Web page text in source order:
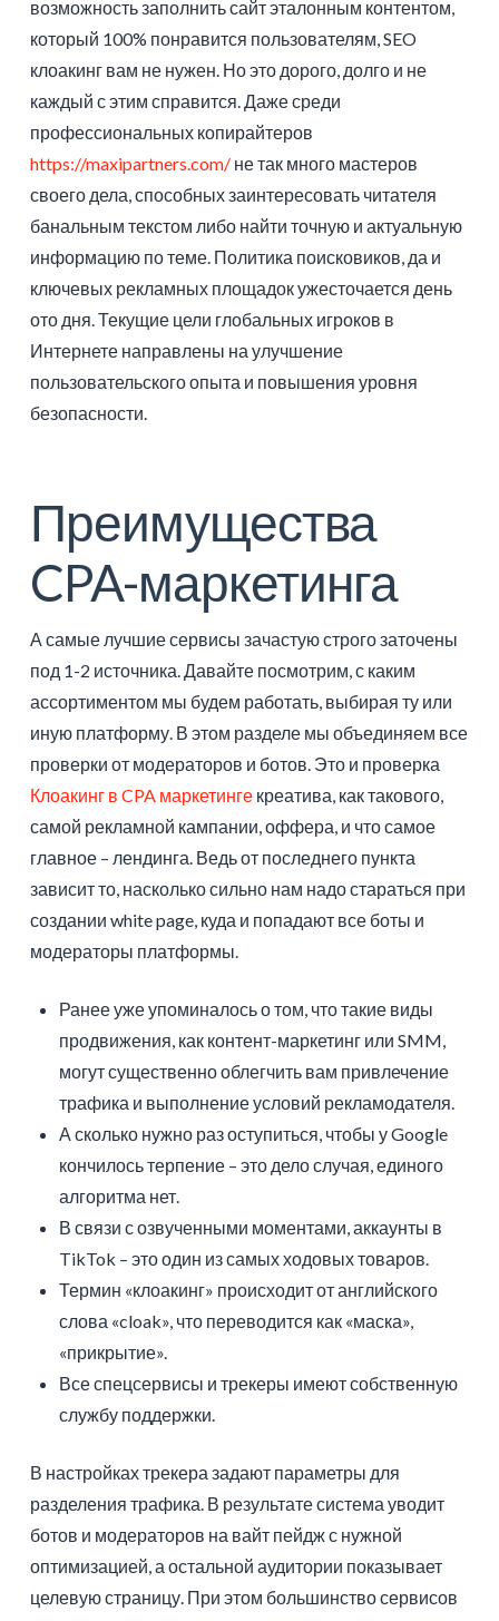
возможность заполнить сайт эталонным контентом,
который 100% понравится пользователям, SEO
клоакинг вам не нужен. Но это дорого, долго и не
каждый с этим справится. Даже среди
профессиональных копирайтеров
https://maxipartners.com/не так много мастеров
своего дела, способных заинтересовать читателя
банальным текстом либо найти точную и актуальную
информацию по теме. Политика поисковиков, да и
ключевых рекламных площадок ужесточается день
ото дня. Текущие цели глобальных игроков в
Интернете направлены на улучшение
пользовательского опыта и повышения уровня
безопасности.
Преимущества
CPA-маркетинга
А самые лучшие сервисы зачастую строго заточены
под 1-2 источника. Давайте посмотрим, с каким
ассортиментом мы будем работать, выбирая ту или
иную платформу. В этом разделе мы объединяем все
проверки от модераторов и ботов. Это и проверка
Клоакинг в CPA маркетингекреатива, как такового,
самой рекламной кампании, оффера, и что самое
главное – лендинга. Ведь от последнего пункта
зависит то, насколько сильно нам надо стараться при
создании white page, куда и попадают все боты и
модераторы платформы.
Ранее уже упоминалось о том, что такие виды
продвижения, как контент-маркетинг или SMM,
могут существенно облегчить вам привлечение
трафика и выполнение условий рекламодателя.
А сколько нужно раз оступиться, чтобы у Google
кончилось терпение – это дело случая, единого
алгоритма нет.
В связи с озвученными моментами, аккаунты в
TikTok – это один из самых ходовых товаров.
Термин «клоакинг» происходит от английского
слова «cloak», что переводится как «маска»,
«прикрытие».
Все спецсервисы и трекеры имеют собственную
службу поддержки.
В настройках трекера задают параметры для
разделения трафика. В результате система уводит
ботов и модераторов на вайт пейдж с нужной
оптимизацией, а остальной аудитории показывает
целевую страницу. При этом большинство сервисов